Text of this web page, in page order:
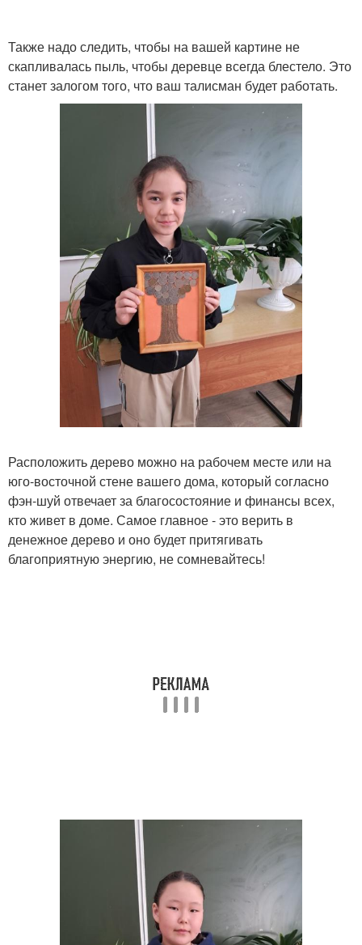
Также надо следить, чтобы на вашей картине не
скапливалась пыль, чтобы деревце всегда блестело. Это
станет залогом того, что ваш талисман будет работать.
Расположить дерево можно на рабочем месте или на
юго-восточной стене вашего дома, который согласно
фэн-шуй отвечает за благосостояние и финансы всех,
кто живет в доме. Самое главное - это верить в
денежное дерево и оно будет притягивать
благоприятную энергию, не сомневайтесь!